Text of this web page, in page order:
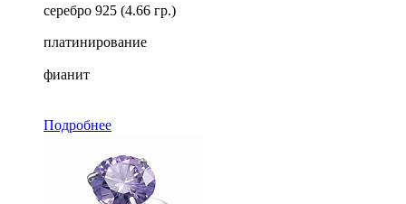
серебро 925 (4.66 гр.)
платинирование
фианит
Подробнее